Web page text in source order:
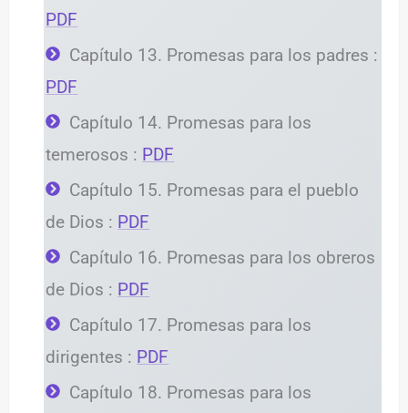
PDF
Capítulo 13. Promesas para los padres :
PDF
Capítulo 14. Promesas para los
temerosos : PDF
Capítulo 15. Promesas para el pueblo
de Dios : PDF
Capítulo 16. Promesas para los obreros
de Dios : PDF
Capítulo 17. Promesas para los
dirigentes : PDF
Capítulo 18. Promesas para los